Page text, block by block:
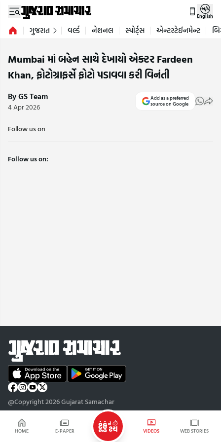
HOME E-PAPER VIDEOS WEB STORIES
English
ગુજરાત વર્લ્ડ નેશનલ સ્પોર્ટ્સ એન્ટરટેઈનમેન્ટ
Mumbai માં બહેન સાથે દેખાયો એક્ટર Fardeen
Khan, ફોટોગ્રાફર્સે ફોટો પડાવવા કરી વિનંતી
By GS Team
4 Apr 2026
Add as a preferred
source on Google
Follow us on
Follow us on:
@Copyright 2026 Gujarat Samachar